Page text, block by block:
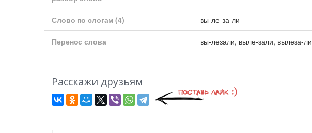
Слово по слогам (4) вы-ле-за-ли
Перенос слова вы-лезали, выле-зали, вылеза-ли
Расскажи друзьям